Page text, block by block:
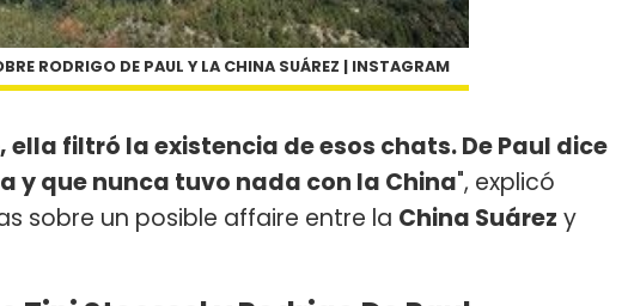
RODRIGO DE PAUL Y LA CHINA SUÁREZ | INSTAGRAM
filtró la existencia de esos chats. De Paul dice
y que nunca tuvo nada con la China", explicó
sobre un posible affaire entre la China Suárez y